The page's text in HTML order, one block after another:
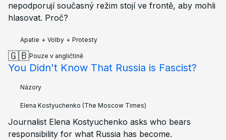
nepodporují současný režim stojí ve frontě, aby mohli
hlasovat. Proč?
Apatie + Volby + Protesty
🇬🇧Pouze v angličtině
You Didn't Know That Russia is Fascist?
Názory
Elena Kostyuchenko (The Moscow Times)
Journalist Elena Kostyuchenko asks who bears
responsibility for what Russia has become.